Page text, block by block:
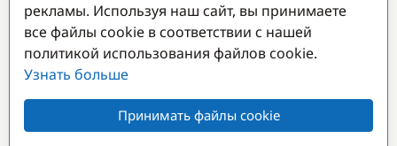
Популярные направления
рекламы. Используя наш сайт, вы принимаете
все файлы cookie в соответствии с нашей
политикой использования файлов cookie.
Узнать больше
Принимать файлы cookie